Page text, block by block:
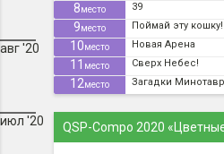
авг '20
июл '20
8место 39
9место Поймай эту кошку!
10место Новая Арена
11 место Сверх Небес!
12место Загадки
QSP-Compo 2020